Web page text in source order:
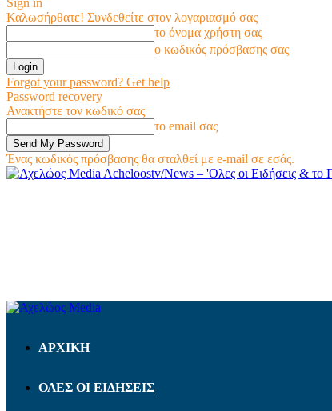
Sign in
Καλωσήρθατε! Συνδεθείτε στον λογαριασμό σας
το όνομα χρήστη σας
ο κωδικός πρόσβασης σας
Forgot your password? Get help
Password recovery
Ανακτήστε τον κωδικό σας
το email σας
Ένας κωδικός πρόσβασης θα σταλθεί με e-mail σε εσάς.
Acheloostv/News – 'Ολες οι Ειδήσεις & το
ΑΡΧΙΚΗ
ΟΛΕΣ ΟΙ ΕΙΔΗΣΕΙΣ